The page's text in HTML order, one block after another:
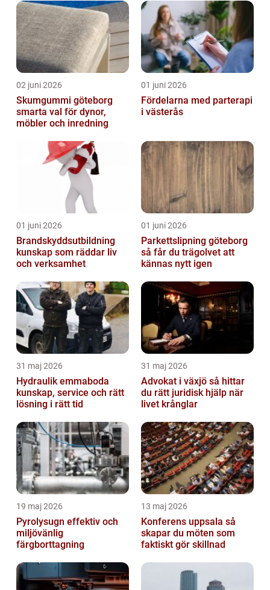
02 juni 2026
Skumgummi göteborg
smarta val för dynor,
möbler och inredning
01 juni 2026
Fördelarna med parterapi
i västerås
01 juni 2026
Brandskyddsutbildning
kunskap som räddar liv
och verksamhet
01 juni 2026
Parkettslipning göteborg
så får du trägolvet att
kännas nytt igen
31 maj 2026
Hydraulik emmaboda
kunskap, service och rätt
lösning i rätt tid
31 maj 2026
Advokat i växjö så hittar
du rätt juridisk hjälp när
livet krånglar
19 maj 2026
Pyrolysugn effektiv och
miljövänlig
färgborttagning
13 maj 2026
Konferens uppsala så
skapar du möten som
faktiskt gör skillnad